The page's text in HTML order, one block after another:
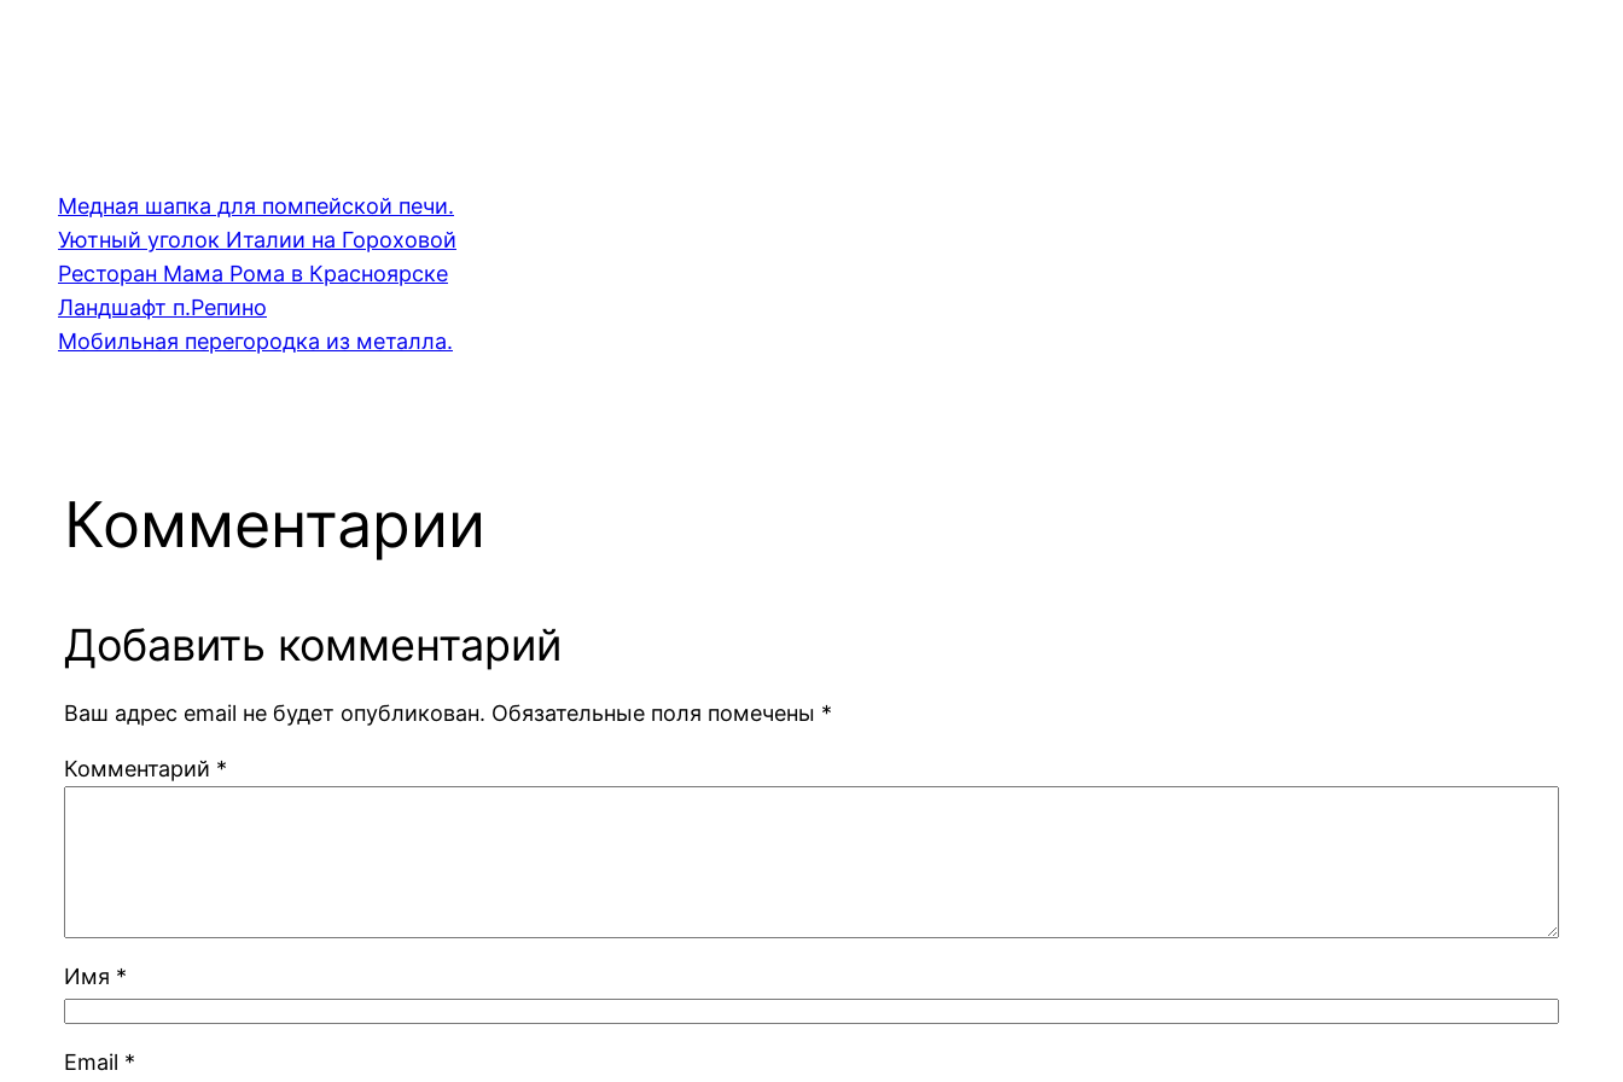
Медная шапка для помпейской печи.
Уютный уголок Италии на Гороховой
Ресторан Мама Рома в Красноярске
Ландшафт п.Репино
Мобильная перегородка из металла.
Комментарии
Добавить комментарий
Ваш адрес email не будет опубликован. Обязательные поля помечены *
Комментарий *
Имя *
Email *